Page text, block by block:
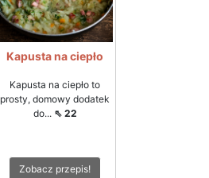
Kapusta na ciepło
Kapusta na ciepło to
prosty, domowy dodatek
do... ⇖ 22
Zobacz przepis!